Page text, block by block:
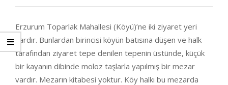
Erzurum Toparlak Mahallesi (Köyü)’ne iki ziyaret yeri
vardır. Bunlardan birincisi köyün batısına düşen ve halk
tarafından ziyaret tepe denilen tepenin üstünde, küçük
bir kayanın dibinde moloz taşlarla yapılmış bir mezar
vardır. Mezarın kitabesi yoktur. Köy halkı bu mezarda